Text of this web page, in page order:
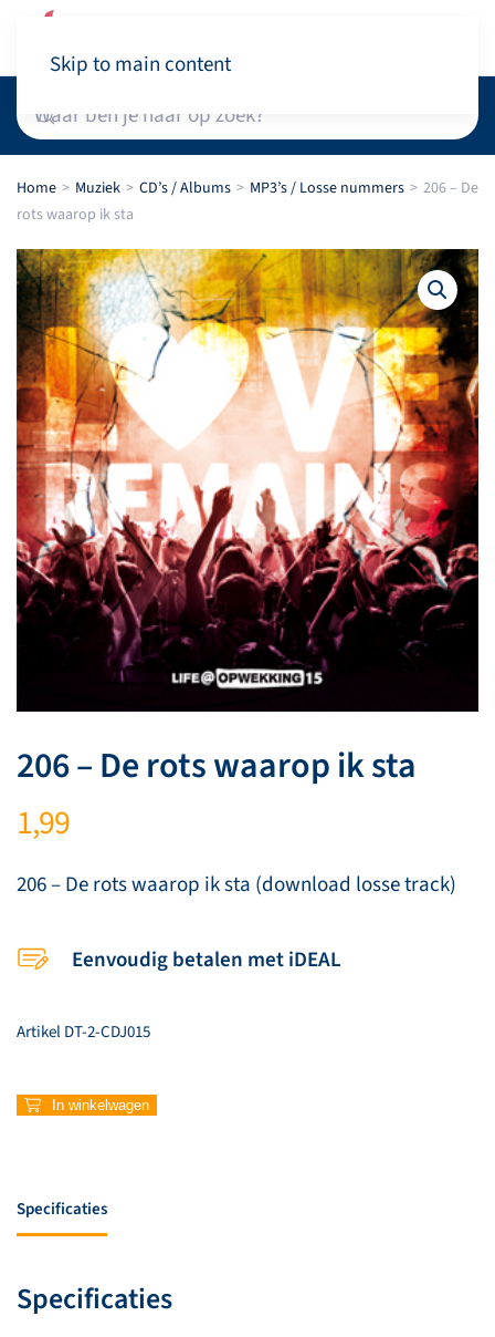
Skip to main content
Home Muziek CD’s / Albums MP3’s / Losse nummers
206 – De
rots waarop ik sta
206 – De rots waarop ik sta
1,99
206 – De rots waarop ik sta (download losse track)
Eenvoudig betalen met iDEAL
ArtikelDT-2-CDJ015
206
waarop
ik
In winkelwagen
Specificaties
Specificaties